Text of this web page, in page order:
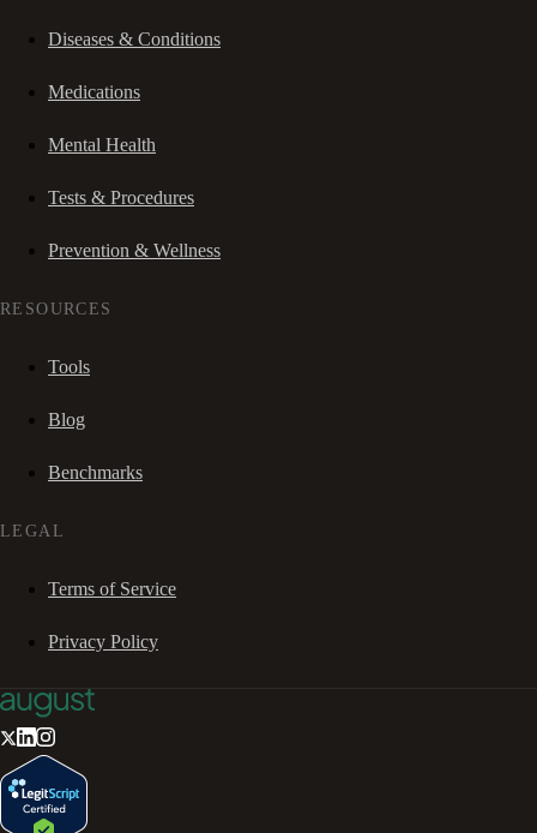
Diseases & Conditions
Medications
Mental Health
Tests & Procedures
Prevention & Wellness
RESOURCES
Tools
Blog
Benchmarks
LEGAL
Terms of Service
Privacy Policy